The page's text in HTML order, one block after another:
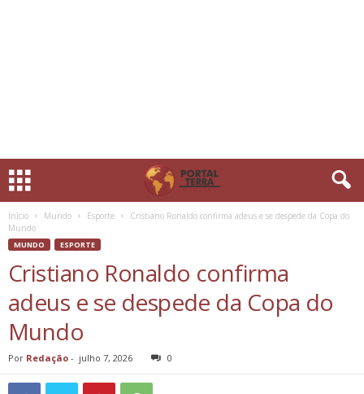
Início Mundo Esporte
Cristiano Ronaldo confirma adeus e se despede da Copa do
Mundo
MUNDO ESPORTE
Cristiano Ronaldo confirma
adeus e se despede da Copa do
Mundo
Por Redação - julho 7, 2026 0